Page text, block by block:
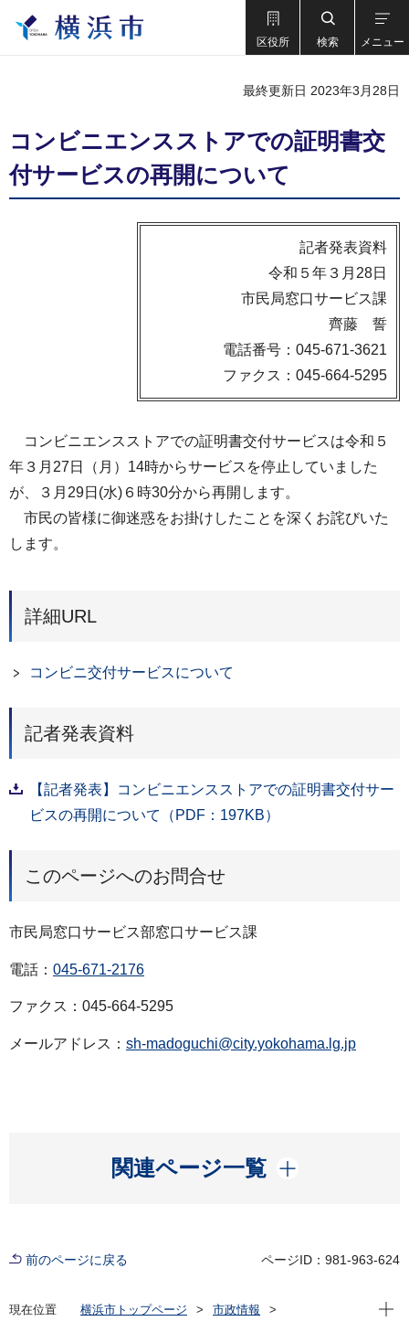
区役所 検索 メニュー
最終更新日 2023年3月28日
コンビニエンスストアでの証明書交
付サービスの再開について
記者発表資料
令和５年３月28日
市民局窓口サービス課
齊藤 誓
電話番号：045-671-3621
ファクス：045-664-5295
コンビニエンスストアでの証明書交付サービスは令和５
年３月27日（月）14時からサービスを停止していました
が、３月29日(水)６時30分から再開します。
市民の皆様に御迷惑をお掛けしたことを深くお詫びいた
します。
詳細URL
コンビニ交付サービスについて
記者発表資料
【記者発表】コンビニエンスストアでの証明書交付サー
ビスの再開について（PDF：197KB）
このページへのお問合せ
市民局窓口サービス部窓口サービス課
電話： 045-671-2176
ファクス：045-664-5295
メールアドレス： sh-madoguchi@city.yokohama.lg.jp
関連ページ一覧
開く
前のページに戻る ページID：981-963-624
現在位置 横浜市トップページ
市政情報
現在